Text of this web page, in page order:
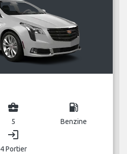
business_center
5
local_gas_station
Benzine
login
4 Portier